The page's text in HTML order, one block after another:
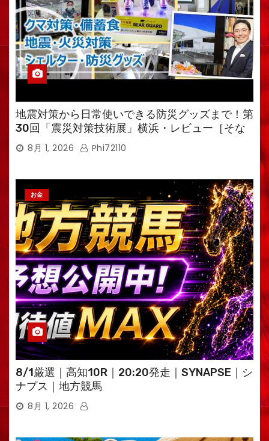
地震対策から日常使いできる防災グッズまで！第
30回「震災対策技術展」横浜・レビュー［そな
えるTV・高荷智也］
8月 1, 2026 Phi72110
お金
8/1厳選｜高知10R｜20:20発走｜SYNAPSE｜シ
ナプス｜地方競馬
8月 1, 2026